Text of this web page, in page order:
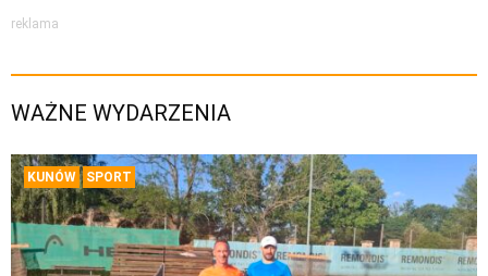
reklama
WAŻNE WYDARZENIA
KUNÓW SPORT